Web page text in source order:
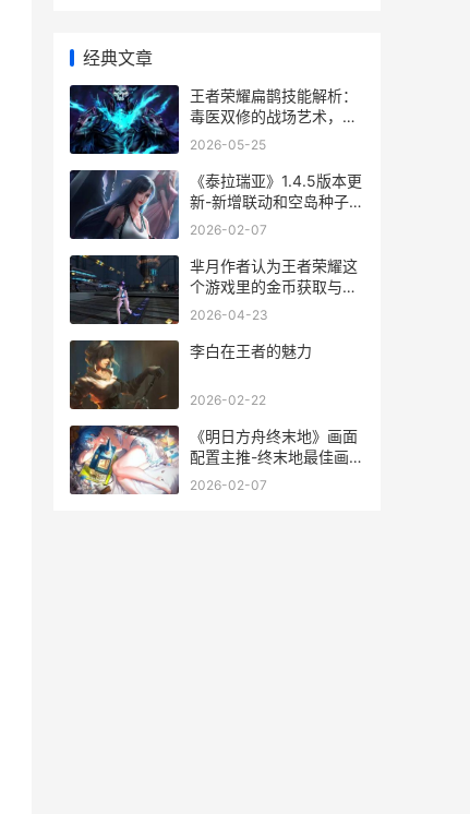
经典文章
王者荣耀扁鹊技能解析：
毒医双修的战场艺术，副
标题：掌控生命与死亡的
2026-05-25
《泰拉瑞亚》1.4.5版本更
新-新增联动和空岛种子优
化 泰拉瑞亚145皮皮蛙汉
2026-02-07
芈月作者认为王者荣耀这
个游戏里的金币获取与策
略
2026-04-23
李白在王者的魅力
2026-02-22
《明日方舟终末地》画面
配置主推-终末地最佳画质
和流畅度调整指导 明日方
2026-02-07